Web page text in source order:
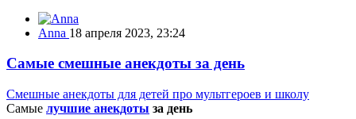
Anna 18 апреля 2023, 23:24
Самые смешные анекдоты за день
Смешные анекдоты для детей про мультгероев и школу
Самые лучшие анекдоты за день